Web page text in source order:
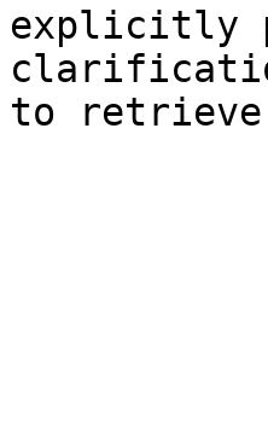
explicitly